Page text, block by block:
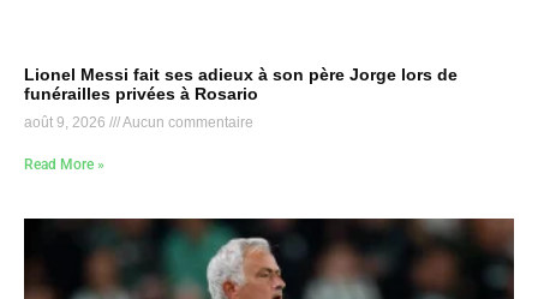
Lionel Messi fait ses adieux à son père Jorge lors de
funérailles privées à Rosario
août 9, 2026 Aucun commentaire
Read More »